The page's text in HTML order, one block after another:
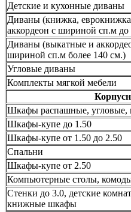
Детские и кухонные диваны
Диваны (книжка,
аккордеон с шириной сп.м до
Диваны (выкатные и
шириной сп.м более 140 см.)
Угловые диваны
Комплекты мягкой мебели
Шкафы распашные, угловые,
Шкафы-купе до 1.50
Шкафы-купе от 1.50 до 2.50
Спальни
Шкафы-купе от 2.50
Компьютерные столы,
Стенки до 3.0, детские
книжные шкафы